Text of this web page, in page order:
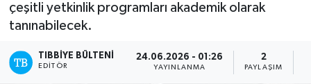
çeşitli yetkinlik programları akademik olarak
tanınabilecek.
TIBBIYE BÜLTENI
EDITÖR
24.06.2026 - 01:26
YAYINLANMA
2
PAYLAŞIM